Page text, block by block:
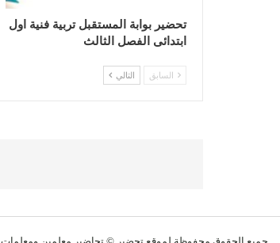
تحضير بوابة المستقبل تربية فنية اول
ابتدائى الفصل الثالث
السابق التالي